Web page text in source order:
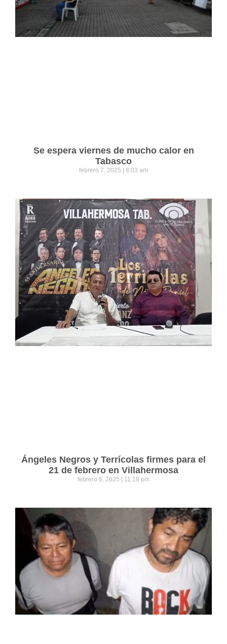
Se espera viernes de mucho calor en
Tabasco
febrero 7, 2025 8:03 am
Ángeles Negros y Terrícolas firmes para el
21 de febrero en Villahermosa
febrero 6, 2025 11:18 pm